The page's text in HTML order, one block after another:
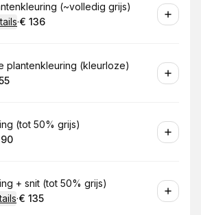
(~volledig grijs)
·
.Prijs:
€ 136
plantenkleuring (kleurloze)
(tot 50% grijs)
+ snit (tot 50% grijs)
·
.Prijs:
€ 135